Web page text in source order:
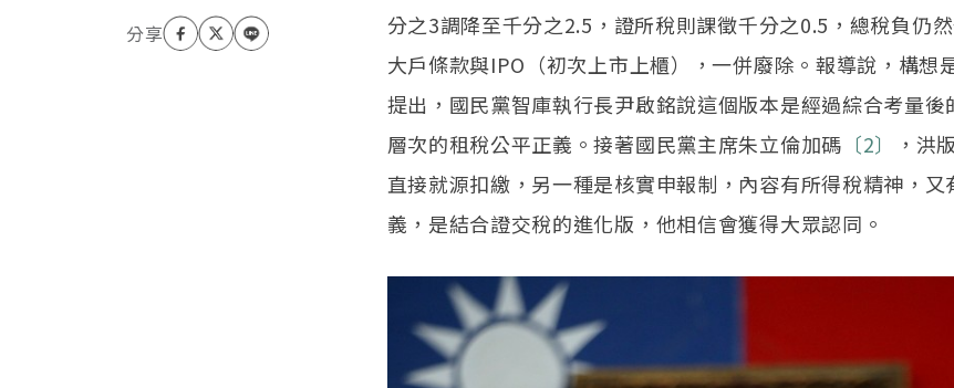
分之3調降至千分之2.5，證所稅則課徵千分之0.5，總稅負仍
大戶條款與IPO（初次上市上櫃），一併廢除。報導說，構想
提出，國民黨智庫執行長尹啟銘說這個版本是經過綜合考量後
層次的租稅公平正義。接著國民黨主席朱立倫加碼 〔2〕
，洪
直接就源扣繳，另一種是核實申報制，內容有所得稅精神，又
義，是結合證交稅的進化版，他相信會獲得大眾認同。